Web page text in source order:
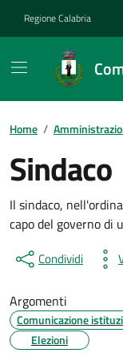
Regione Calabria
Home /
Sindaco
Il sindaco,
capo del governo di
Condividi
Argomenti
Comunicazione
Elezioni